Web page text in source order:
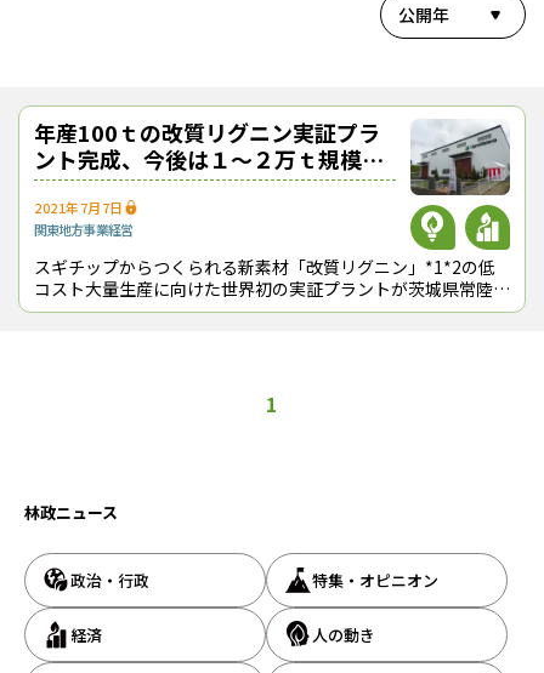
公開年
年産100ｔの改質リグニン実証プラ
ント完成、今後は１～２万ｔ規模を
目指す
2021年7月7日
関東地方事業経営
スギチップからつくられる新素材「改質リグニン」*1*2の低
コスト大量生産に向けた世界初の実証プラントが茨城県常陸太
田市内に完成した。林野庁の補助事業を活用し、約13億円を
1
林政ニュース
政治・行政 特集・オピニオン
経済 人の動き